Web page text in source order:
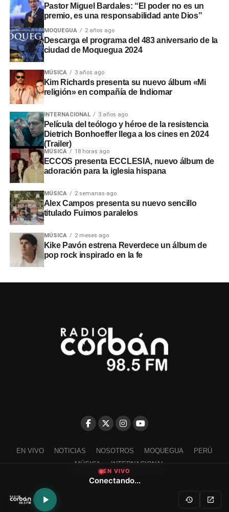
Pastor Miguel Bardales: “El poder no es un
premio, es una responsabilidad ante Dios”
MOQUEGUA 2 años ago
Descarga el programa del 483 aniversario de la
ciudad de Moquegua 2024
MÚSICA 3 años ago
Kim Richards presenta su nuevo álbum «Mi
religión» en compañía de Indiomar
INTERNACIONAL 3 años ago
Película del teólogo y héroe de la resistencia
Dietrich Bonhoeffer llega a los cines en 2024
(Trailer)
MÚSICA 18 horas ago
ECCOS presenta ECCLESIA, nuevo álbum de
adoración para la iglesia hispana
MÚSICA 2 semanas ago
Alex Campos presenta su nuevo sencillo
titulado Fuimos paralelos
MÚSICA 2 meses ago
Kike Pavón estrena Reverdece un álbum de
pop rock inspirado en la fe
EN VIVO NOTICIAS NOSOTROS MOQUEGUA
PERÚ
MÚSICA
INTERNACIONAL
Escríbenos a contacto@radiocorban.com
EN VIVO
Conectando...